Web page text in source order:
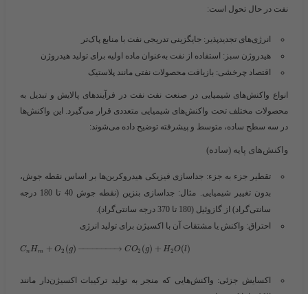
نفت در حال تحول است:
انرژی‌های تجدیدپذیر : جایگزینی تدریجی نفت با منابع پاک‌تر
هیدروژن سبز : استفاده از نفت به‌عنوان ماده اولیه برای تولید هیدروژن
اقتصاد چرخشی: بازیافت محصولات نفتی مانند پلاستیک
انواع واکنش‌های شیمیایی در صنعت نفت نفت در فرآیندهای پالایش و تبدیل به
محصولات مختلف تحت واکنش‌های شیمیایی متعددی قرار می‌گیرد. این واکنش‌ها
در سه سطح ساده، متوسط و پیشرفته توضیح داده می‌شوند:
واکنش‌های پایه (ساده)
تقطیر جزء به جزء: جداسازی فیزیکی هیدروکربن‌ها بر اساس نقطه جوش،
بدون تغییر شیمیایی. مثال: جداسازی بنزین (نقطه جوش 40 تا 180 درجه
سانتی‌گراد) از گازوئیل (180 تا 370 درجه سانتی‌گراد).
احتراق: واکنش یا مشتقات آن با اکسیژن برای تولید انرژی
CnHm + O2 (g) − →
−−−−−−− CO2 (g) + H2O(l)
اکسایش جزئی: واکنش‌هایی که منجر به تولید ترکیبات اکسیژن‌دار مانند